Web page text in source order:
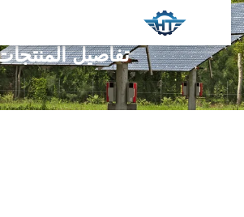
تفاصيل المنتجات